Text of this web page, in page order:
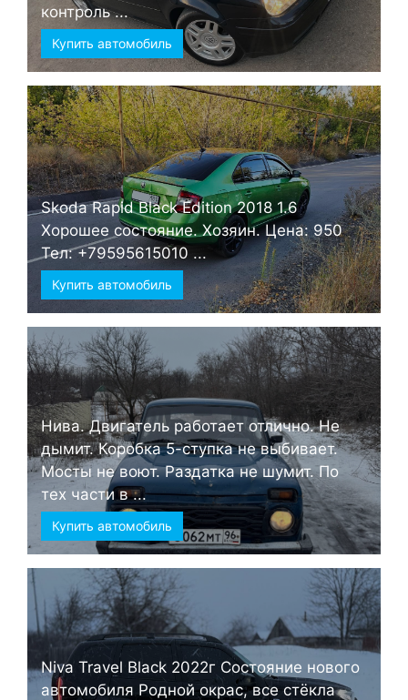
контроль ...
Купить автомобиль
Skoda Rapid Black Edition 2018 1.6
Хорошее состояние. Хозяин. Цена: 950
Тел: +79595615010 ...
Купить автомобиль
Нива. Двигатель работает отлично. Не
дымит. Коробка 5-ступка не выбивает.
Мосты не воют. Раздатка не шумит. По
тех части в ...
Купить автомобиль
Niva Travel Black 2022г Состояние нового
автомобиля Родной окрас, все стёкла